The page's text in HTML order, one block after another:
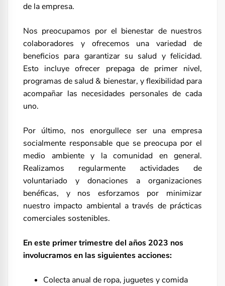
de la empresa.
Nos preocupamos por el bienestar de nuestros
colaboradores y ofrecemos una variedad de
beneficios para garantizar su salud y felicidad.
Esto incluye ofrecer prepaga de primer nivel,
programas de salud & bienestar, y flexibilidad para
acompañar las necesidades personales de cada
uno.
Por último, nos enorgullece ser una empresa
socialmente responsable que se preocupa por el
medio ambiente y la comunidad en general.
Realizamos regularmente actividades de
voluntariado y donaciones a organizaciones
benéficas, y nos esforzamos por minimizar
nuestro impacto ambiental a través de prácticas
comerciales sostenibles.
En este primer trimestre del años 2023 nos
involucramos en las siguientes acciones:
Colecta anual de ropa, juguetes y comida